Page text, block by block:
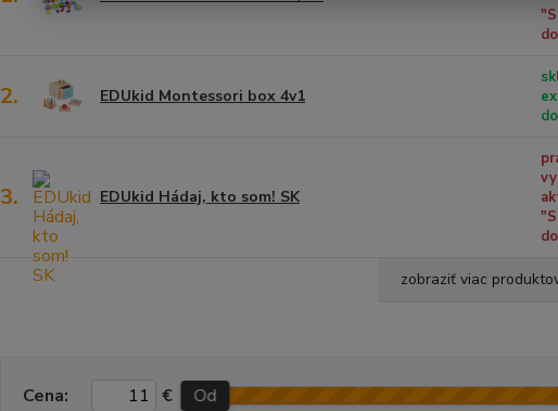
2. EDUkid Montessori box 4v1
3. EDUkid Hádaj, kto som! SK
zobraziť viac
Cena: € Od